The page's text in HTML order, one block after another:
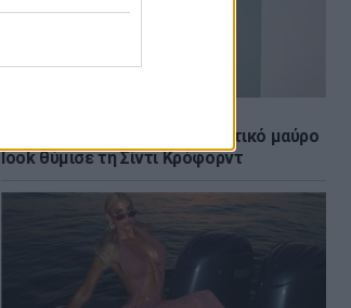
Κάια Γκέρμπερ: Με αποκαλυπτικό μαύρο
look θύμισε τη Σίντι Κρόφορντ